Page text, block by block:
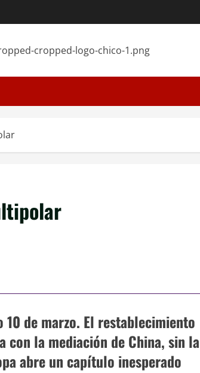
de marzo. El restablecimiento
la mediación de China, sin la
abre un capítulo inesperado